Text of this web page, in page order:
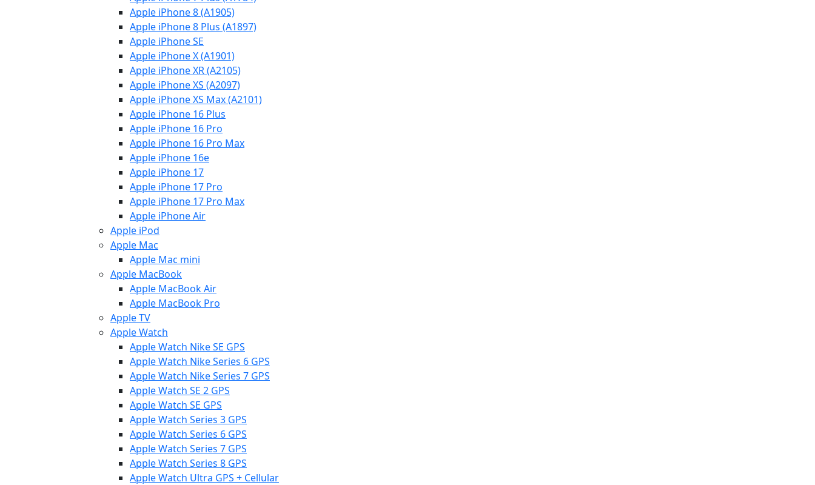
Apple iPhone 8 (A1905)
Apple iPhone 8 Plus (A1897)
Apple iPhone SE
Apple iPhone X (A1901)
Apple iPhone XR (A2105)
Apple iPhone XS (A2097)
Apple iPhone XS Max (A2101)
Apple iPhone 16 Plus
Apple iPhone 16 Pro
Apple iPhone 16 Pro Max
Apple iPhone 16e
Apple iPhone 17
Apple iPhone 17 Pro
Apple iPhone 17 Pro Max
Apple iPhone Air
Apple iPod
Apple Mac
Apple Mac mini
Apple MacBook
Apple MacBook Air
Apple MacBook Pro
Apple TV
Apple Watch
Apple Watch Nike SE GPS
Apple Watch Nike Series 6 GPS
Apple Watch Nike Series 7 GPS
Apple Watch SE 2 GPS
Apple Watch SE GPS
Apple Watch Series 3 GPS
Apple Watch Series 6 GPS
Apple Watch Series 7 GPS
Apple Watch Series 8 GPS
Apple Watch Ultra GPS + Cellular